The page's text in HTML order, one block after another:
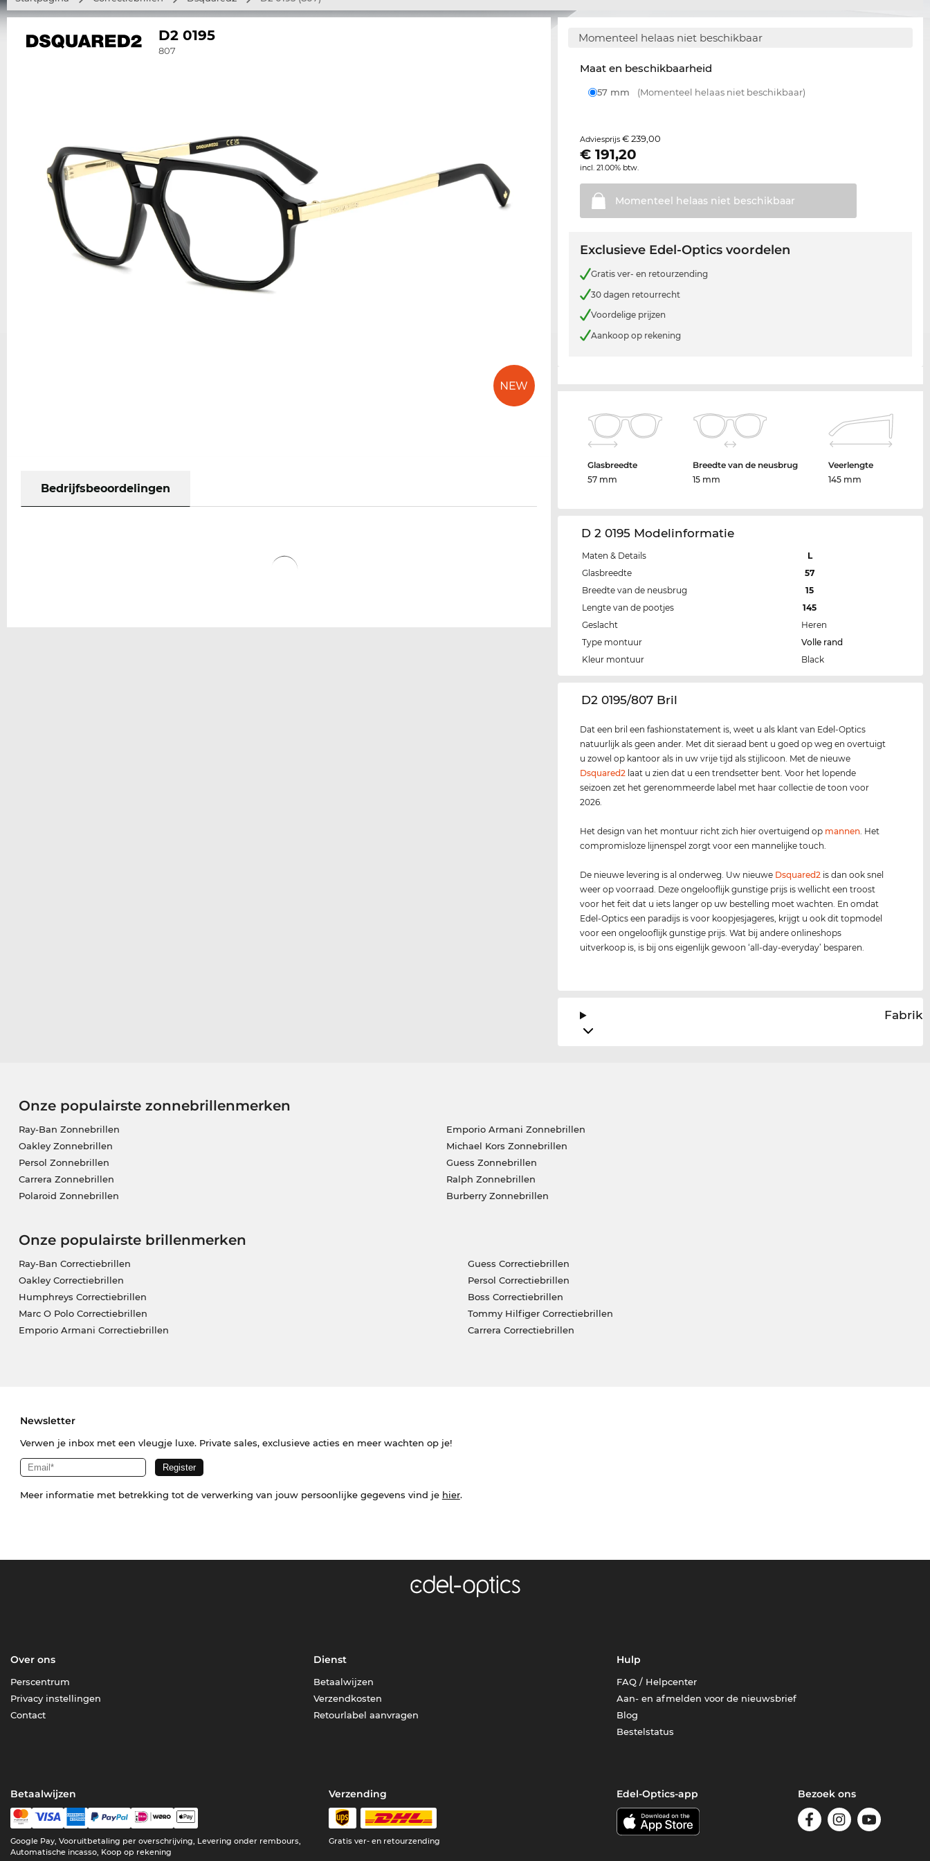
D2 0195
807
Bedrijfsbeoordelingen
Momenteel helaas niet beschikbaar
Maat en beschikbaarheid
57 mm (Momenteel helaas niet beschikbaar)
Adviesprijs€ 239,00
€191,20
incl. 21.00% btw.
Momenteel helaas niet beschikbaar
Exclusieve Edel-Optics voordelen
Gratis ver- en retourzending
30 dagen retourrecht
Voordelige prijzen
Aankoop op rekening
Glasbreedte
57 mm
Breedte van de neusbrug
15 mm
Veerlengte
145 mm
D 2 0195 Modelinformatie
Maten & Details
L
Glasbreedte
57
Breedte van de neusbrug
15
Lengte van de pootjes
145
Geslacht
Heren
Type montuur
Volle rand
Kleur montuur
Black
‌D2 0195/807 Bril
Dat een bril een fashionstatement is, weet u als klant van Edel-Optics
natuurlijk als geen ander. Met dit sieraad bent u goed op weg en overtuigt
u zowel op kantoor als in uw vrije tijd als stijlicoon. Met de nieuwe
Dsquared2 laat u zien dat u een trendsetter bent. Voor het lopende
seizoen zet het gerenommeerde label met haar collectie de toon voor
2026.
Het design van het montuur richt zich hier overtuigend op mannen. Het
compromisloze lijnenspel zorgt voor een mannelijke touch.
De nieuwe levering is al onderweg. Uw nieuwe Dsquared2 is dan ook snel
weer op voorraad. Deze ongelooflijk gunstige prijs is wellicht een troost
voor het feit dat u iets langer op uw bestelling moet wachten. En omdat
Edel-Optics een paradijs is voor koopjesjageres, krijgt u ook dit topmodel
voor een ongelooflijk gunstige prijs. Wat bij andere onlineshops
uitverkoop is, is bij ons eigenlijk gewoon ‘all-day-everyday’ besparen.
Onze populairste zonnebrillenmerken
Ray-Ban Zonnebrillen
Oakley Zonnebrillen
Persol Zonnebrillen
Carrera Zonnebrillen
Polaroid Zonnebrillen
Emporio Armani Zonnebrillen
Michael Kors Zonnebrillen
Guess Zonnebrillen
Ralph Zonnebrillen
Burberry Zonnebrillen
Onze populairste brillenmerken
Ray-Ban Correctiebrillen
Oakley Correctiebrillen
Humphreys Correctiebrillen
Marc O Polo Correctiebrillen
Emporio Armani Correctiebrillen
Guess Correctiebrillen
Persol Correctiebrillen
Boss Correctiebrillen
Tommy Hilfiger Correctiebrillen
Carrera Correctiebrillen
Newsletter
Verwen je inbox met een vleugje luxe. Private sales, exclusieve acties en meer wachten op je!
Meer informatie met betrekking tot de verwerking van jouw persoonlijke gegevens vind je hier.
Over ons
Perscentrum
Privacy instellingen
Contact
Dienst
Betaalwijzen
Verzendkosten
Retourlabel aanvragen
Hulp
FAQ / Helpcenter
Aan- en afmelden voor de nieuwsbrief
Blog
Bestelstatus
Betaalwijzen
Google Pay, Vooruitbetaling per overschrijving, Levering onder rembours,
Automatische incasso, Koop op rekening
Verzending
Gratis ver- en retourzending
Edel-Optics-app Bezoek ons